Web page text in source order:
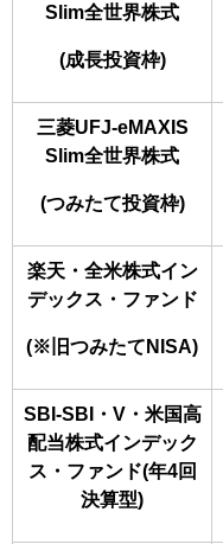
Slim全世界株式
(成長投資枠)
三菱UFJ-eMAXIS
Slim全世界株式
(つみたて投資枠)
楽天・全米株式イン
デックス・ファンド
(※旧つみたてNISA)
SBI-SBI・V・米国高
配当株式インデック
ス・ファンド(年4回
決算型)